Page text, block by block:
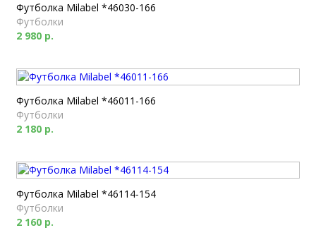
Футболка Milabel *46030-166
Футболки
2 980 р.
Футболка Milabel *46011-166
Футболки
2 180 р.
Футболка Milabel *46114-154
Футболки
2 160 р.